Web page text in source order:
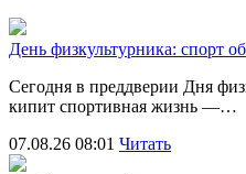
День физкультурника: спорт
Сегодня в преддверии Дня
кипит спортивная жизнь —…
07.08.26 08:01 Читать